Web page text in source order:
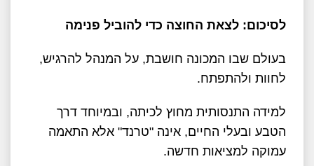
לסיכום: לצאת החוצה כדי להוביל פנימה
בעולם שבו המכונה חושבת, על המנהל להרגיש,
לחוות ולהתפתח.
למידה התנסותית מחוץ לכיתה, ובמיוחד דרך
הטבע ובעלי החיים, אינה "טרנד" אלא התאמה
עמוקה למציאות חדשה.